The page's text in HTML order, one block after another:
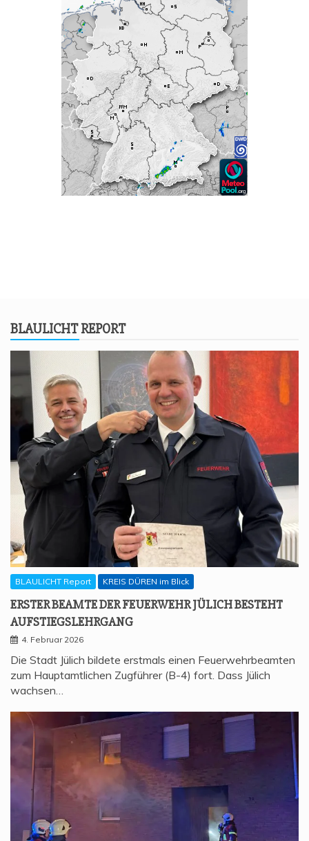
BLAU­LICHT REPORT
BLAULICHT Report KREIS DÜREN im Blick
ERS­TER BEAM­TE DER FEU­ER­WEHR JÜLICH BESTEHT
AUFSTIEGSLEHRGANG
4. Februar 2026
Die Stadt Jülich bildete erstmals einen Feuerwehrbeamten
zum Hauptamtlichen Zugführer (B-4) fort. Dass Jülich
wachsen…